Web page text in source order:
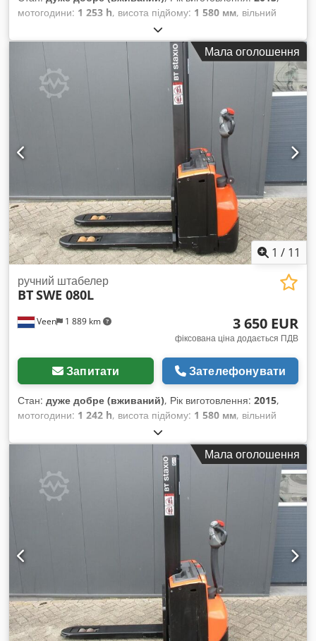
мотогодини: 1 253 h, висота підйому: 1 580 мм, вільний
, тип пального:
вил:1 150 мм, загальна висота:1 860 мм, колір:інше,
Загальна вага: 760 кг Вантажопідйомність: 2000 кг
Dedpjzqd Rlefx Ad Nowa НОВІ АКУМУЛЯТОРНІ ЕЛЕМЕНТИ
24 В 2PzS 180 А·год із центральною системою доливання,
вбудований високочастотний зарядний пристрій 220 В,
двоповерхове виконання, початкове підняття,
вантажопідйомність нижніх вил 2000 кг, вантажопідйомність
вил підйомної щогли 800 кг, розміри вил 1150 x 570 мм,
тандемні ролики вил.
Мала оголошення
1 / 11
Veen 1 889 km
ручний штабелер
BTSWE 080L
3 650 EUR
фіксована ціна додається ПДВ
Запитати Зателефонувати
Стан: дуже добре (вживаний), Рік виготовлення: 2015,
мотогодини: 1 242 h, висота підйому: 1 580 мм, вільний
, тип пального:
вил:1 150 мм, загальна висота:1 860 мм, колір:інше,
допустима загальна маса: 760 кг вантажопідйомність: 2000
кг Dedszqd N Uepfx Ad Njwa НОВІ АКУМУЛЯТОРНІ
ЕЛЕМЕНТИ 24 В, 2PzB, 180 А·год із центральною системою
доливання, вбудований високоефективний зарядний
пристрій 220 В, двоповерховий, початкове підняття,
вантажопідйомність вил підйомного механізму – 800 кг,
розміри вил – 1150 x 570 мм, тандемні ролики для вил.
Мала оголошення